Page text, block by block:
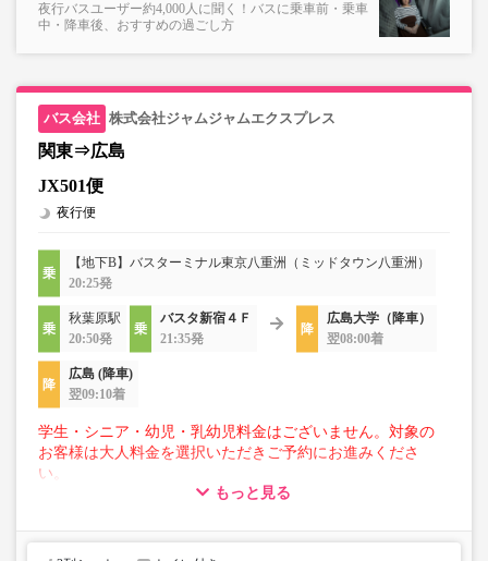
夜行バスユーザー約4,000人に聞く！バスに乗車前・乗車
中・降車後、おすすめの過ごし方
株式会社ジャムジャムエクスプレス
関東⇒広島
JX501便
夜行便
【地下B】バスターミナル東京八重洲（ミッドタウン八重洲）
20:25発
秋葉原駅
20:50発
バスタ新宿４Ｆ
21:35発
広島大学（降車）
翌08:00着
広島 (降車)
翌09:10着
学生・シニア・幼児・乳幼児料金はございません。対象の
お客様は大人料金を選択いただきご予約にお進みくださ
い。
■トランクにてお預かりできる荷物
・3辺合計160cm以内、かつ10kg以下のものをおひとり様1
もっと見る